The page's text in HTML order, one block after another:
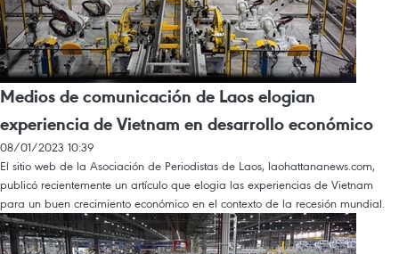
Medios de comunicación de Laos elogian
experiencia de Vietnam en desarrollo económico
08/01/2023 10:39
El sitio web de la Asociación de Periodistas de Laos, laohattananews.com,
publicó recientemente un artículo que elogia las experiencias de Vietnam
para un buen crecimiento económico en el contexto de la recesión mundial.